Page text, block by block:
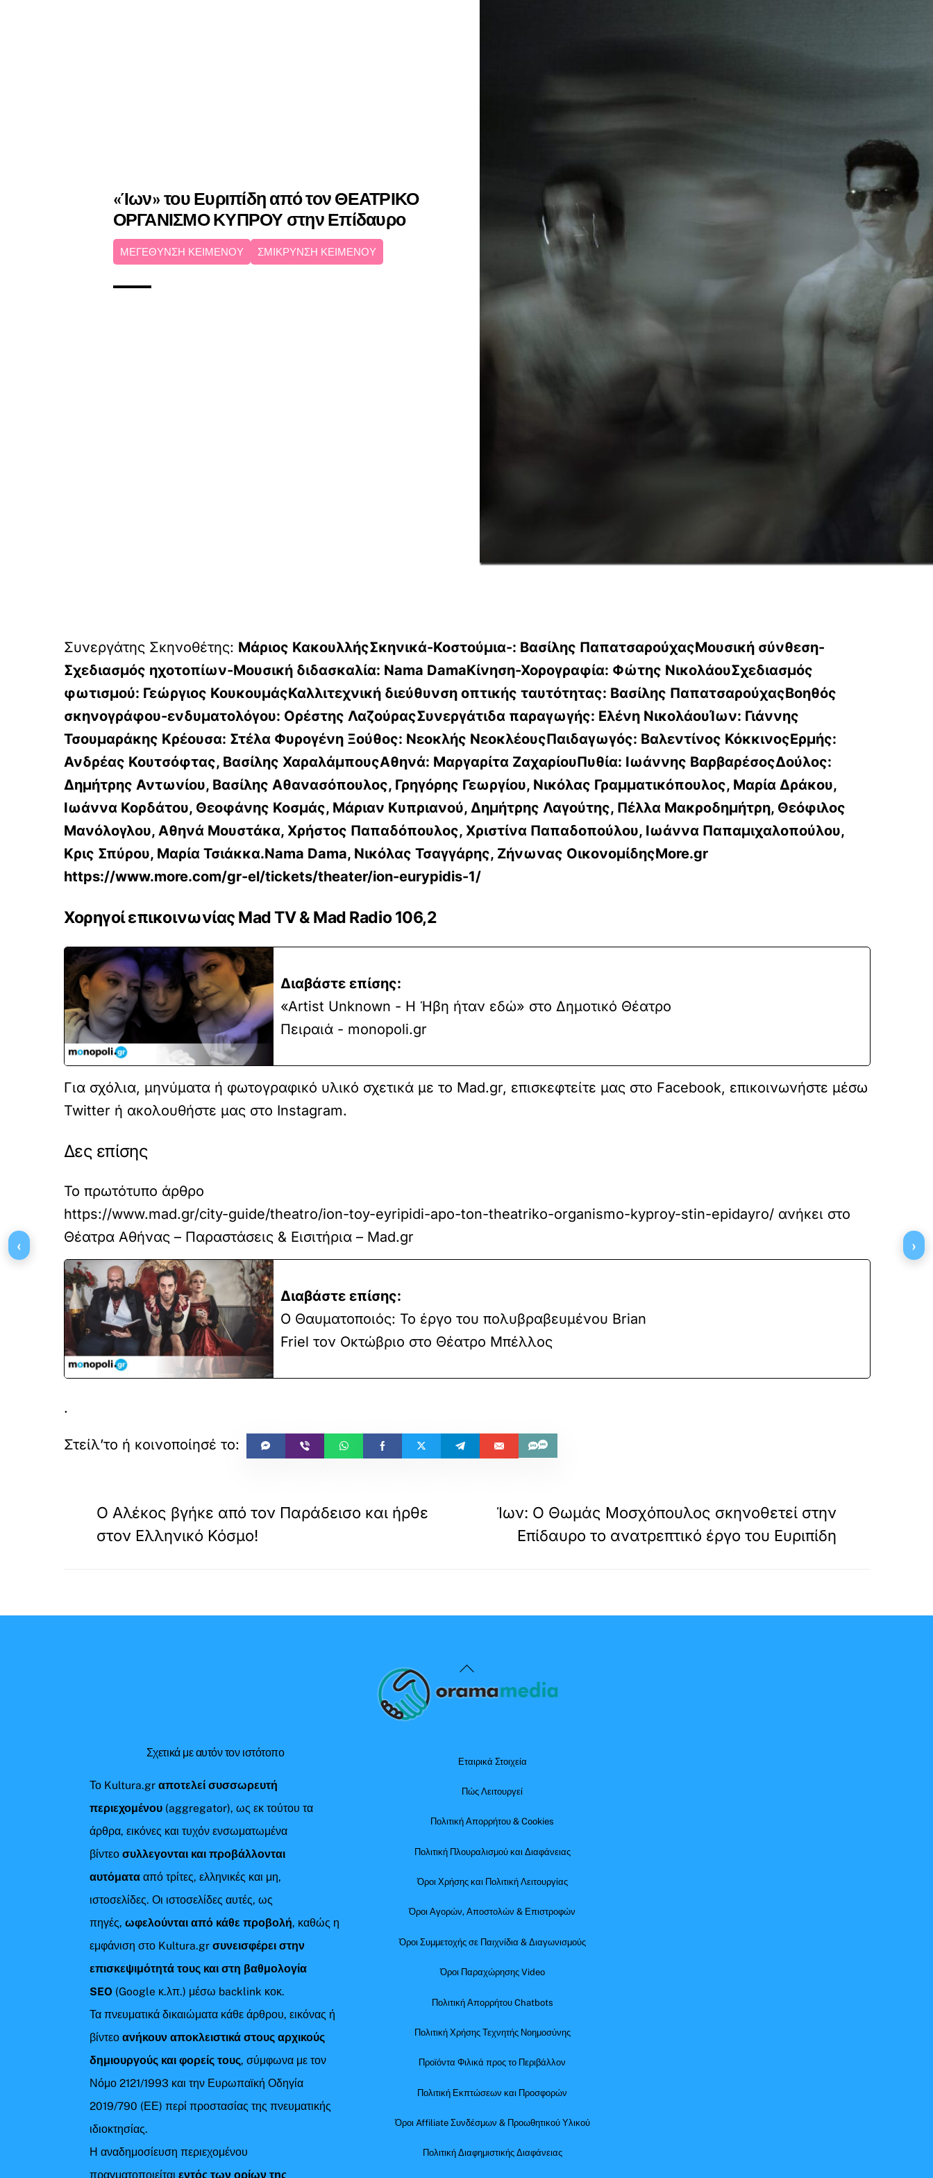
«Ίων» του Ευριπίδη από τον ΘΕΑΤΡΙΚΟ
ΟΡΓΑΝΙΣΜΟ ΚΥΠΡΟΥ στην Επίδαυρο
ΜΕΓΕΘΥΝΣΗ ΚΕΙΜΕΝΟΥ ΣΜΙΚΡΥΝΣΗ ΚΕΙΜΕΝΟΥ
Συνεργάτης Σκηνοθέτης: Μάριος ΚακουλλήςΣκηνικά-Κοστούμια-: Βασίλης ΠαπατσαρούχαςΜουσική σύνθεση-
Σχεδιασμός ηχοτοπίων-Μουσική διδασκαλία: Nama DamaΚίνηση-Χορογραφία: Φώτης ΝικολάουΣχεδιασμός
φωτισμού: Γεώργιος ΚουκουμάςΚαλλιτεχνική διεύθυνση οπτικής ταυτότητας: Βασίλης ΠαπατσαρούχαςΒοηθός
σκηνογράφου-ενδυματολόγου: Ορέστης ΛαζούραςΣυνεργάτιδα παραγωγής: Ελένη ΝικολάουΊων: Γιάννης
Τσουμαράκης Κρέουσα: Στέλα Φυρογένη Ξούθος: Νεοκλής ΝεοκλέουςΠαιδαγωγός: Βαλεντίνος ΚόκκινοςΕρμής:
Ανδρέας Κουτσόφτας, Βασίλης ΧαραλάμπουςΑθηνά: Μαργαρίτα ΖαχαρίουΠυθία: Ιωάννης ΒαρβαρέσοςΔούλος:
Δημήτρης Αντωνίου, Βασίλης Αθανασόπουλος, Γρηγόρης Γεωργίου, Νικόλας Γραμματικόπουλος, Μαρία Δράκου,
Ιωάννα Κορδάτου, Θεοφάνης Κοσμάς, Μάριαν Κυπριανού, Δημήτρης Λαγούτης, Πέλλα Μακροδημήτρη, Θεόφιλος
Μανόλογλου, Αθηνά Μουστάκα, Χρήστος Παπαδόπουλος, Χριστίνα Παπαδοπούλου, Ιωάννα Παπαμιχαλοπούλου,
Κρις Σπύρου, Μαρία Τσιάκκα.Nama Dama, Νικόλας Τσαγγάρης, Ζήνωνας ΟικονομίδηςMore.gr
https://www.more.com/gr-el/tickets/theater/ion-eurypidis-1/
Χορηγοί επικοινωνίας Mad TV & Mad Radio 106,2
Διαβάστε επίσης:
«Artist Unknown - Η Ήβη ήταν εδώ» στο Δημοτικό Θέατρο
Πειραιά - monopoli.gr
Για σχόλια, μηνύματα ή φωτογραφικό υλικό σχετικά με το Mad.gr, επισκεφτείτε μας στο Facebook, επικοινωνήστε μέσω
Twitter ή ακολουθήστε μας στο Instagram.
Δες επίσης
Το πρωτότυπο άρθρο
https://www.mad.gr/city-guide/theatro/ion-toy-eyripidi-apo-ton-theatriko-organismo-kyproy-stin-epidayro/ ανήκει στο
Θέατρα Αθήνας – Παραστάσεις & Εισιτήρια – Mad.gr
Διαβάστε επίσης:
Ο Θαυματοποιός: Το έργο του πολυβραβευμένου Brian
Friel τον Οκτώβριο στο Θέατρο Μπέλλος
.
Ο Αλέκος βγήκε από τον Παράδεισο και ήρθε
στον Ελληνικό Κόσμο!
Ίων: Ο Θωμάς Μοσχόπουλος σκηνοθετεί στην
Επίδαυρο το ανατρεπτικό έργο του Ευριπίδη
Back
To
Σχετικά με αυτόν τον ιστότοπο
Το Kultura.grαποτελεί συσσωρευτή
περιεχομένου (aggregator), ως εκ τούτου τα
άρθρα, εικόνες και τυχόν ενσωματωμένα
βίντεοσυλλεγονται και προβάλλονται
αυτόματααπό τρίτες, ελληνικές και μη,
ιστοσελίδες. Οι ιστοσελίδες αυτές, ως
πηγές,ωφελούνται από κάθε προβολή, καθώς η
εμφάνιση στο Kultura.gr συνεισφέρει στην
επισκεψιμότητά τους και στη βαθμολογία
SEO (Google κ.λπ.) μέσω backlink κοκ.
Τα πνευματικά δικαιώματα κάθε άρθρου, εικόνας ή
βίντεοανήκουν αποκλειστικά στους αρχικούς
δημιουργούς και φορείς τους, σύμφωνα με τον
Νόμο 2121/1993 και την Ευρωπαϊκή Οδηγία
2019/790 (ΕΕ) περί προστασίας της πνευματικής
ιδιοκτησίας.
Η αναδημοσίευση περιεχομένου
πραγματοποιείταιεντός των ορίων της
Εταιρικά Στοιχεία
Πώς Λειτουργεί
Πολιτική Απορρήτου & Cookies
Πολιτική Πλουραλισμού και Διαφάνειας
Όροι Χρήσης και Πολιτική Λειτουργίας
Όροι Αγορών, Αποστολών & Επιστροφών
Όροι Συμμετοχής σε Παιχνίδια & Διαγωνισμούς
Όροι Παραχώρησης Video
Πολιτική Απορρήτου Chatbots
Πολιτική Χρήσης Τεχνητής Νοημοσύνης
Προϊόντα Φιλικά προς το Περιβάλλον
Πολιτική Εκπτώσεων και Προσφορών
Όροι Affiliate Συνδέσμων & Προωθητικού Υλικού
Πολιτική Διαφημιστικής Διαφάνειας
‹ ›